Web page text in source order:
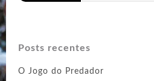
Posts recentes
O Jogo do Predador